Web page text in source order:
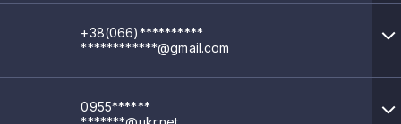
+38(066)**********
************@gmail.com
0955******